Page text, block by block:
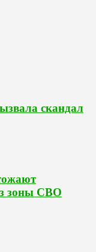
скандал
зоны СВО